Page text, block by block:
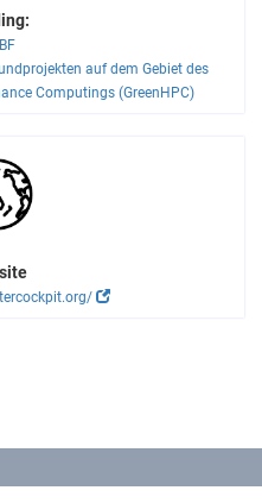
auf dem Gebiet des
Computings (GreenHPC)